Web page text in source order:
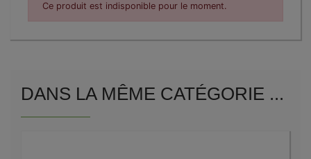
Ce produit est indisponible pour le moment.
DANS LA MÊME CATÉGORIE ...